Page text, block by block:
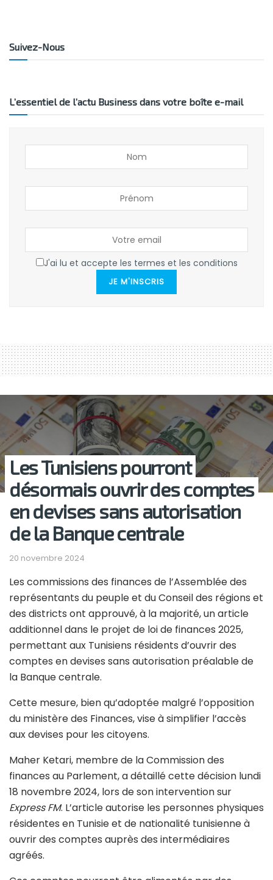
Suivez-Nous
L’essentiel de l’actu Business dans votre boîte e-mail
J'ai lu et accepte les termes et les conditions
JE M'INSCRIS
Les Tunisiens pourront
désormais ouvrir des comptes
en devises sans autorisation
de la Banque centrale
20 novembre 2024
Les commissions des finances de l’Assemblée des
représentants du peuple et du Conseil des régions et
des districts ont approuvé, à la majorité, un article
additionnel dans le projet de loi de finances 2025,
permettant aux Tunisiens résidents d’ouvrir des
comptes en devises sans autorisation préalable de
la Banque centrale.
Cette mesure, bien qu’adoptée malgré l’opposition
du ministère des Finances, vise à simplifier l’accès
aux devises pour les citoyens.
Maher Ketari, membre de la Commission des
finances au Parlement, a détaillé cette décision lundi
18 novembre 2024, lors de son intervention sur
Express FM. L’article autorise les personnes physiques
résidentes en Tunisie et de nationalité tunisienne à
ouvrir des comptes auprès des intermédiaires
agréés.